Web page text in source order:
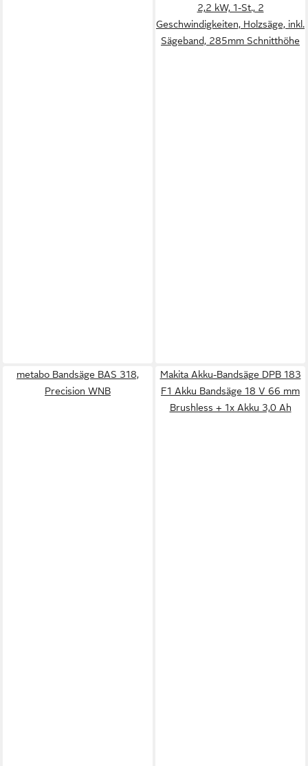
2,2 kW, 1-St., 2
Geschwindigkeiten, Holzsäge, inkl.
Sägeband, 285mm Schnitthöhe
metabo Bandsäge BAS 318,
Precision WNB
Makita Akku-Bandsäge DPB 183
F1 Akku Bandsäge 18 V 66 mm
Brushless + 1x Akku 3,0 Ah